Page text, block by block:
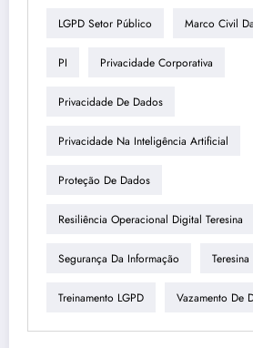
LGPD Setor Público Marco Civil
PI Privacidade Corporativa
Privacidade De Dados
Privacidade Na Inteligência Artificial
Proteção De Dados
Resiliência Operacional Digital Teresina
Segurança Da Informação Teresina
Treinamento LGPD Vazamento De